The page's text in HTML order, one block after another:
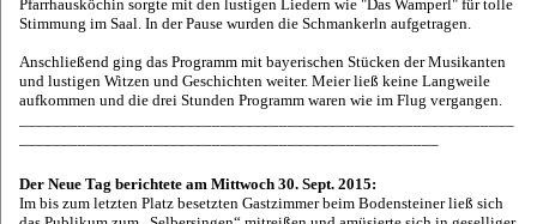
Pfarrhausköchin sorgte mit den lustigen Liedern wie "Das Wamperl" für tolle
Stimmung im Saal. In der Pause wurden die Schmankerln aufgetragen.
Anschließend ging das Programm mit bayerischen Stücken der Musikanten
und lustigen Witzen und Geschichten weiter. Meier ließ keine Langweile
aufkommen und die drei Stunden Programm waren wie im Flug vergangen.
Der Neue Tag berichtete am Mittwoch 30. Sept. 2015:
Im bis zum letzten Platz besetzten Gastzimmer beim Bodensteiner ließ sich